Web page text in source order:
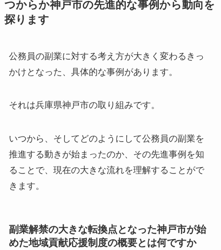
つからか神戸市の先進的な事例から動向を
探ります
公務員の副業に対する考え方が大きく変わるきっ
かけとなった、具体的な事例があります。
それは兵庫県神戸市の取り組みです。
いつから、そしてどのようにして公務員の副業を
推進する動きが始まったのか、その先進事例を知
ることで、現在の大きな流れを理解することがで
きます。
副業解禁の大きな転換点となった神戸市が始
めた地域貢献応援制度の概要とは何ですか